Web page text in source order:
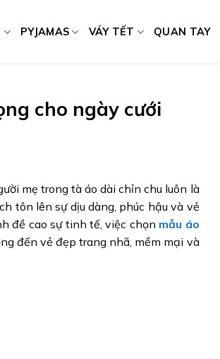
PYJAMAS VÁY TẾT QUAN TAY
cho ngày cưới
mẹ trong tà áo dài chỉn chu luôn là
tôn lên sự dịu dàng, phúc hậu và vẻ
đề cao sự tinh tế, việc chọn mẫu áo
đến vẻ đẹp trang nhã, mềm mại và